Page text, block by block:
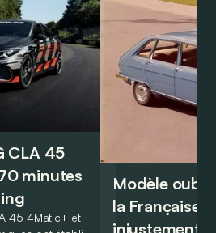
CLA 45
minutes
45 4Matic+ et
Modèle
la Française
injustement